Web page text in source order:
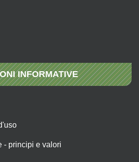
INFORMATIVE
- principi e valori